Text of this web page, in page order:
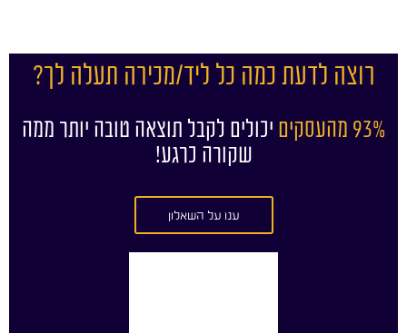
רוצה לדעת כמה כל ליד/מכירה תעלה לך?
93% מהעסקים
יכולים לקבל תוצאה טובה יותר ממה
שקורה כרגע!
ענו על השאלון